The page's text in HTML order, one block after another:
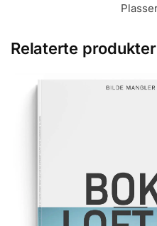
Relaterte produkter